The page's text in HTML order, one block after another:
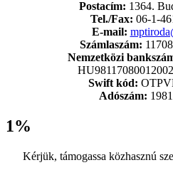
Postacím: 1364.
Tel./Fax: 06-1-
E-mail:
Számlaszám:
Nemzetközi
Swift kód:
Adószám:
1%
Kérjük, támogassa közhasznú